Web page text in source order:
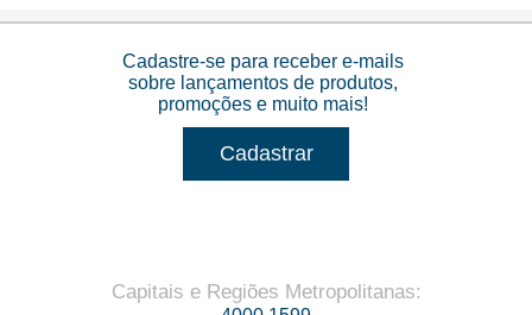
Cadastre-se para receber e-mails
sobre lançamentos de produtos,
promoções e muito mais!
Cadastrar
Capitais e Regiões Metropolitanas: